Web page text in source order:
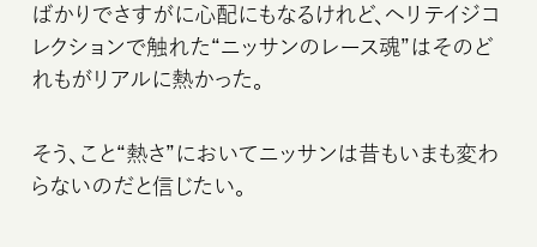
ばかりでさすがに心配にもなるけれど、ヘリテイジコ
レクションで触れた“ニッサンのレース魂”はそのど
れもがリアルに熱かった。
そう、こと“熱さ”においてニッサンは昔もいまも変わ
らないのだと信じたい。